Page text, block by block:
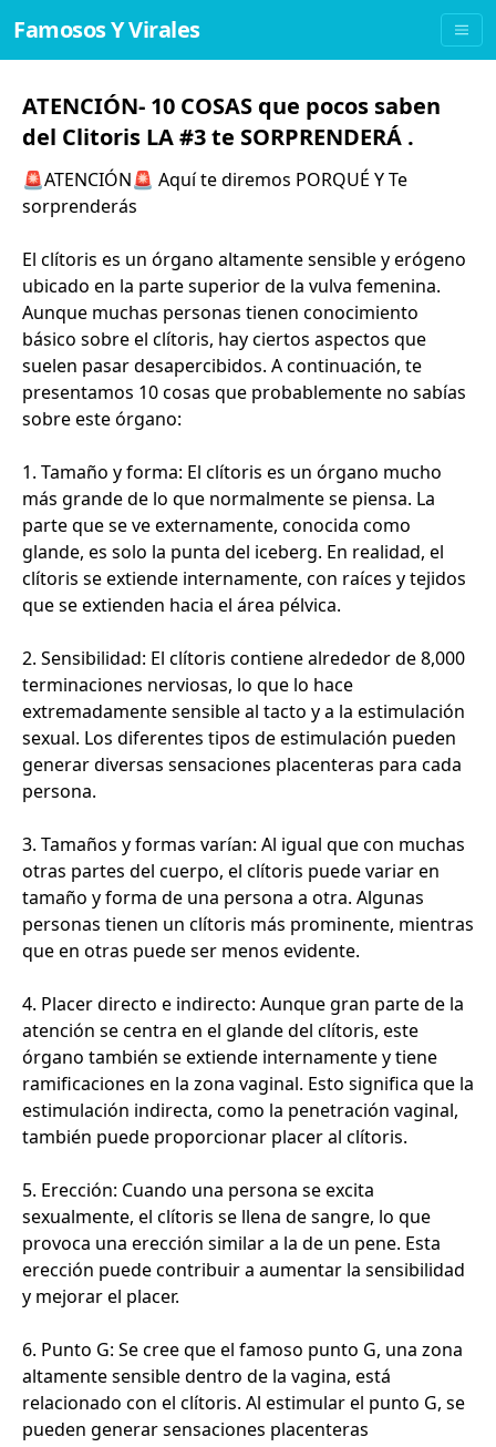
Famosos Y Virales
ATENCIÓN- 10 COSAS que pocos saben
del Clitoris LA #3 te SORPRENDERÁ .
🚨ATENCIÓN🚨 Aquí te diremos PORQUÉ Y Te
sorprenderás
El clítoris es un órgano altamente sensible y erógeno
ubicado en la parte superior de la vulva femenina.
Aunque muchas personas tienen conocimiento
básico sobre el clítoris, hay ciertos aspectos que
suelen pasar desapercibidos. A continuación, te
presentamos 10 cosas que probablemente no sabías
sobre este órgano:
1. Tamaño y forma: El clítoris es un órgano mucho
más grande de lo que normalmente se piensa. La
parte que se ve externamente, conocida como
glande, es solo la punta del iceberg. En realidad, el
clítoris se extiende internamente, con raíces y tejidos
que se extienden hacia el área pélvica.
2. Sensibilidad: El clítoris contiene alrededor de 8,000
terminaciones nerviosas, lo que lo hace
extremadamente sensible al tacto y a la estimulación
sexual. Los diferentes tipos de estimulación pueden
generar diversas sensaciones placenteras para cada
persona.
3. Tamaños y formas varían: Al igual que con muchas
otras partes del cuerpo, el clítoris puede variar en
tamaño y forma de una persona a otra. Algunas
personas tienen un clítoris más prominente, mientras
que en otras puede ser menos evidente.
4. Placer directo e indirecto: Aunque gran parte de la
atención se centra en el glande del clítoris, este
órgano también se extiende internamente y tiene
ramificaciones en la zona vaginal. Esto significa que la
estimulación indirecta, como la penetración vaginal,
también puede proporcionar placer al clítoris.
5. Erección: Cuando una persona se excita
sexualmente, el clítoris se llena de sangre, lo que
provoca una erección similar a la de un pene. Esta
erección puede contribuir a aumentar la sensibilidad
y mejorar el placer.
6. Punto G: Se cree que el famoso punto G, una zona
altamente sensible dentro de la vagina, está
relacionado con el clítoris. Al estimular el punto G, se
pueden generar sensaciones placenteras